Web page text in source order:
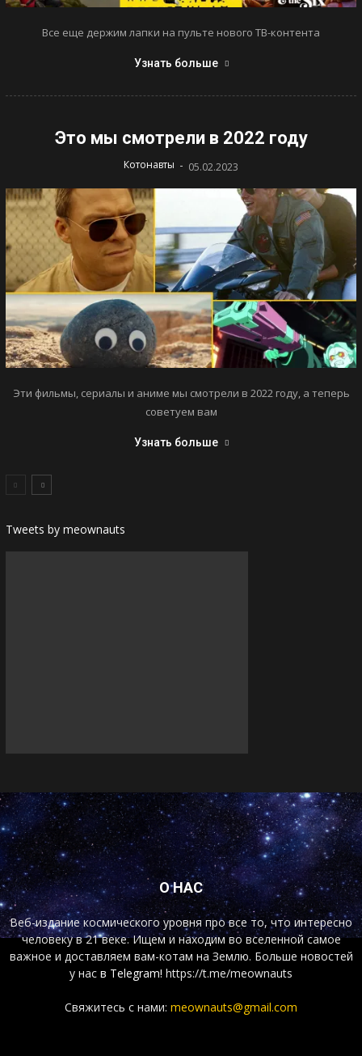
Все еще держим лапки на пульте нового ТВ-контента
Узнать больше
Это мы смотрели в 2022 году
Котонавты - 05.02.2023
Эти фильмы, сериалы и аниме мы смотрели в 2022 году, а теперь
советуем вам
Узнать больше
Tweets by meownauts
О НАС
Веб-издание космического уровня про все то, что интересно
человеку в 21 веке. Ищем и находим во вселенной самое
важное и доставляем вам-котам на Землю. Больше новостей
у нас в Telegram! https://t.me/meownauts
Свяжитесь с нами: meownauts@gmail.com